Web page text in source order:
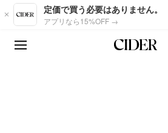
Skip to main content
定価で買う必要はありません。
アプリなら15%OFF →